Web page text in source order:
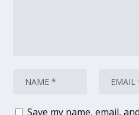
Save my name, email,